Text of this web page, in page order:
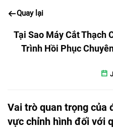
Quay lại
Tại Sao Máy Cắt Thạch
Trình Hồi Phục
Vai trò quan trọng của
vực chỉnh hình đối với